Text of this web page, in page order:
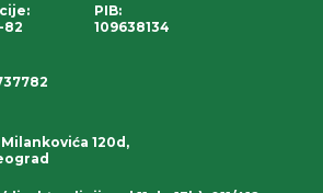
120d,
:
82
PIB:
109638134